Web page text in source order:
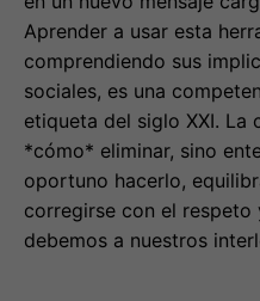
Aprender a usar esta
comprendiendo sus
sociales, es una
etiqueta del siglo XXI. La
*cómo* eliminar, sino
oportuno hacerlo,
corregirse con el respeto
debemos a nuestros